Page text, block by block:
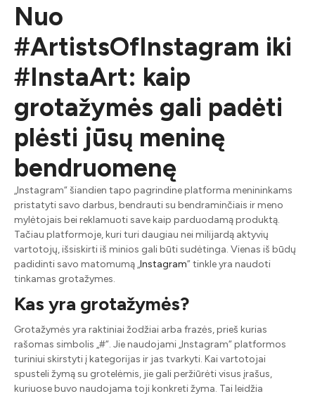
Nuo
#ArtistsOfInstagram iki
#InstaArt: kaip
grotažymės gali padėti
plėsti jūsų meninę
bendruomenę
„Instagram“ šiandien tapo pagrindine platforma menininkams
pristatyti savo darbus, bendrauti su bendraminčiais ir meno
mylėtojais bei reklamuoti save kaip parduodamą produktą.
Tačiau platformoje, kuri turi daugiau nei milijardą aktyvių
vartotojų, išsiskirti iš minios gali būti sudėtinga. Vienas iš būdų
padidinti savo matomumą „Instagram” tinkle yra naudoti
tinkamas grotažymes.
Kas yra grotažymės?
Grotažymės yra raktiniai žodžiai arba frazės, prieš kurias
rašomas simbolis „#“. Jie naudojami „Instagram“ platformos
turiniui skirstyti į kategorijas ir jas tvarkyti. Kai vartotojai
spusteli žymą su grotelėmis, jie gali peržiūrėti visus įrašus,
kuriuose buvo naudojama toji konkreti žyma. Tai leidžia